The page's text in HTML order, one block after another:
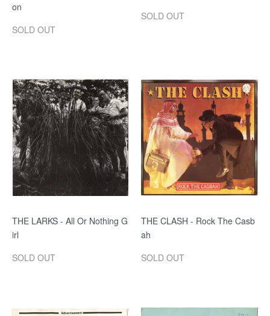
on
SOLD OUT
SOLD OUT
THE LARKS - All Or Nothing G
irl
SOLD OUT
THE CLASH - Rock The Casb
ah
SOLD OUT